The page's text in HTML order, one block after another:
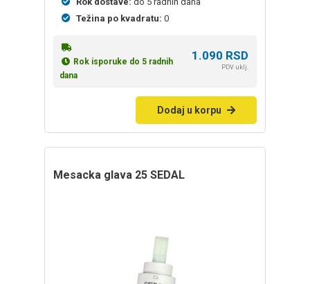
Težina po kvadratu: 0
Rok isporuke do 5 radnih
dana
1.090 RSD
PDV uklj.
Dodaj u korpu
mesacka glava 25 SEDAL